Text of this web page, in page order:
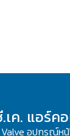
ค. แอร์ค
อุปกรณ์ห